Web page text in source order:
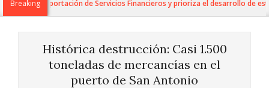
MenuBreaking
para la Exportación de Servicios Financieros y prioriza el desarrollo de esta
Histórica destrucción: Casi 1.500
toneladas de mercancías en el
puerto de San Antonio